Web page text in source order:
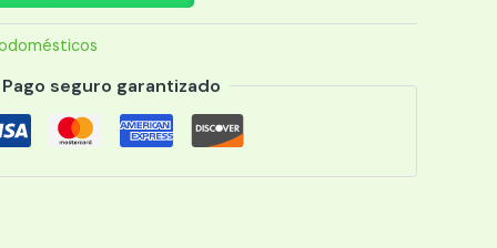
Pago seguro garantizado